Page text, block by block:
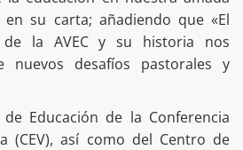
en su carta; añadiendo que «El
de la AVEC y su historia nos
nuevos desafíos pastorales y
Educación de la Conferencia
(CEV), así como del Centro de